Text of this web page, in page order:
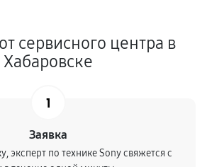
сервисного центра в
Хабаровске
1
Заявка
эксперт по технике Sony свяжется с